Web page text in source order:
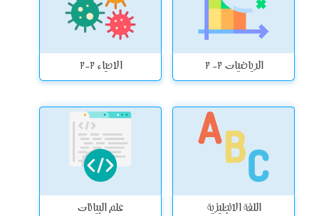
الرياضيات 2- 2 الاحياء 2-2
اللغة الانجليزية علم البيانات